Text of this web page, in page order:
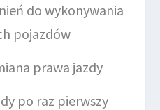
do wykonywania
pojazdów
prawa jazdy
po raz pierwszy